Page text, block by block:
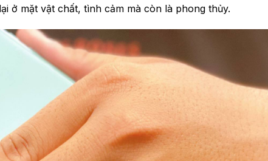
ở mặt vật chất, tình cảm mà còn là phong thủy.